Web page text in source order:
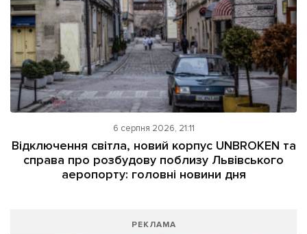
6 серпня 2026, 21:11
Відключення світла, новий корпус UNBROKEN та
справа про розбудову поблизу Львівського
аеропорту: головні новини дня
РЕКЛАМА